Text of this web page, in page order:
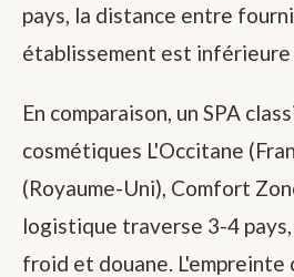
pays, la distance entre
établissement est inférieure
En comparaison, un SPA
cosmétiques L'Occitane
(Royaume-Uni), Comfort
logistique traverse 3-4 pays,
froid et douane. L'empreinte